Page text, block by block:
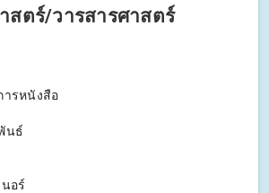
สตร์/วารสารศาสตร์
ารหนังสือ
นธ์
อร์